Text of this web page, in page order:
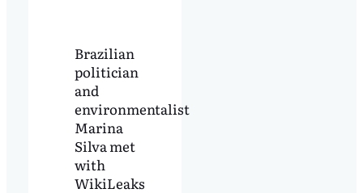
Brazilian
politician
and
environmentalist
Marina
Silva met
with
WikiLeaks